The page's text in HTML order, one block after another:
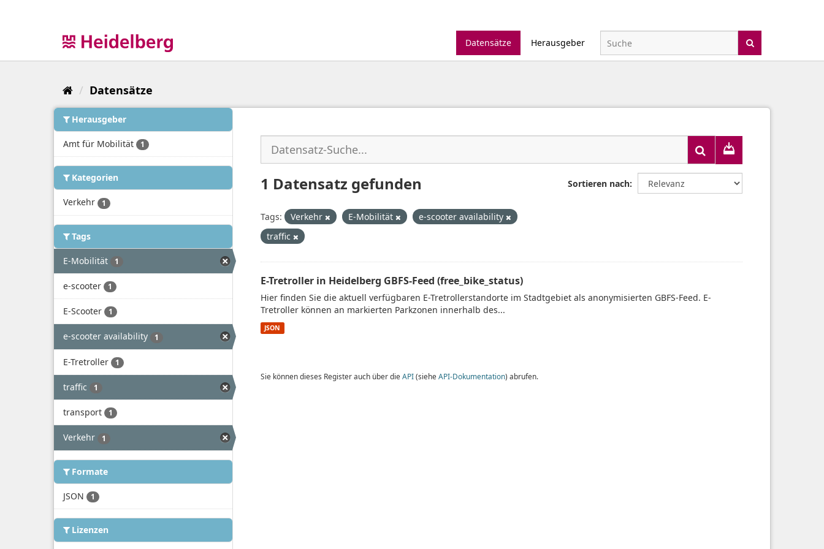
Datensätze
Herausgeber
Datensätze
Herausgeber
Amt für Mobilität 1
Kategorien
Verkehr 1
Tags
E-Mobilität 1
e-scooter 1
E-Scooter 1
e-scooter availability 1
E-Tretroller 1
traffic 1
transport 1
Verkehr 1
Formate
JSON 1
Lizenzen
Sortieren nach
1 Datensatz gefunden
Tags: Verkehr E-Mobilität
e-scooter availability
traffic
E-Tretroller in Heidelberg GBFS-Feed (free_bike_status)
Hier finden Sie die aktuell verfügbaren E-Tretrollerstandorte im Stadtgebiet als anonymisierten GBFS-Feed. E-
Tretroller können an markierten Parkzonen innerhalb des...
JSON
Sie können dieses Register auch über die API(siehe API-Dokumentation) abrufen.